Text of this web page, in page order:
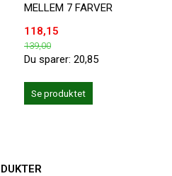
MELLEM 7 FARVER
118,15
139,00
Du sparer: 20,85
Se produktet